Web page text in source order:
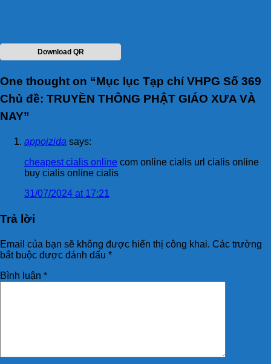
Download QR
One thought on “Mục lục Tạp chí VHPG Số 369
Chủ đề: TRUYỀN THÔNG PHẬT GIÁO XƯA VÀ
NAY”
appoizida says:
cheapest cialis online com online cialis url cialis online
buy cialis online cialis
31/07/2024 at 17:21
Trả lời
Email của bạn sẽ không được hiển thị công khai. Các trường
bắt buộc được đánh dấu *
Bình luận *